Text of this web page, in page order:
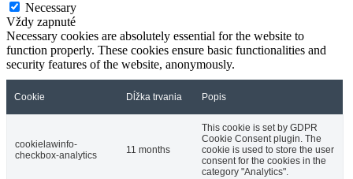
Necessary
Vždy zapnuté
Necessary cookies are absolutely essential for the website to
function properly. These cookies ensure basic functionalities and
security features of the website, anonymously.
Cookie Dĺžka trvania Popis
cookielawinfo-
checkbox-analytics
11 months
This cookie is set by GDPR
Cookie Consent plugin. The
cookie is used to store the user
consent for the cookies in the
category "Analytics".